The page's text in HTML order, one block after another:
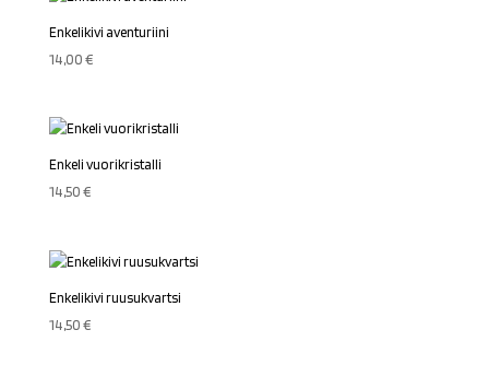
Enkelikivi aventuriini
14,00€
Enkeli vuorikristalli
14,50€
Enkelikivi ruusukvartsi
14,50€